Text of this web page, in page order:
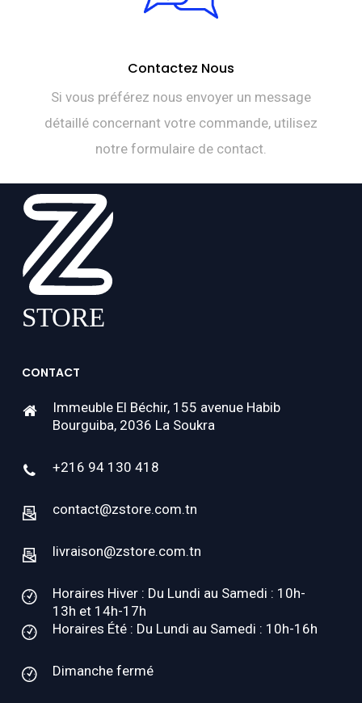
Contactez Nous
Si vous préférez nous envoyer un message
détaillé concernant votre commande, utilisez
notre formulaire de contact.
CONTACT
Immeuble El Béchir, 155 avenue Habib
Bourguiba, 2036 La Soukra
+216 94 130 418
contact@zstore.com.tn
livraison@zstore.com.tn
Horaires Hiver : Du Lundi au Samedi : 10h-
13h et 14h-17h
Horaires Été : Du Lundi au Samedi : 10h-16h
Dimanche fermé